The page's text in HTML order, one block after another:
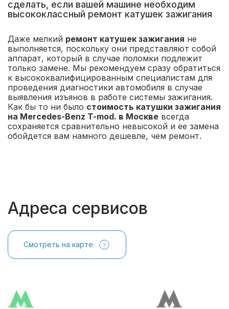
сделать, если вашей машине необходим
высококлассный ремонт катушек зажигания
Даже мелкий ремонт катушек зажигания не
выполняется, поскольку они представляют собой
аппарат, который в случае поломки подлежит
только замене. Мы рекомендуем сразу обратиться
к высококвалифицированным специалистам для
проведения диагностики автомобиля в случае
выявления изъянов в работе системы зажигания.
Как бы то ни было стоимость катушки зажигания
на Mercedes-Benz T-mod. в Москве всегда
сохраняется сравнительно невысокой и ее замена
обойдется вам намного дешевле, чем ремонт.
Адреса сервисов
Смотреть на карте